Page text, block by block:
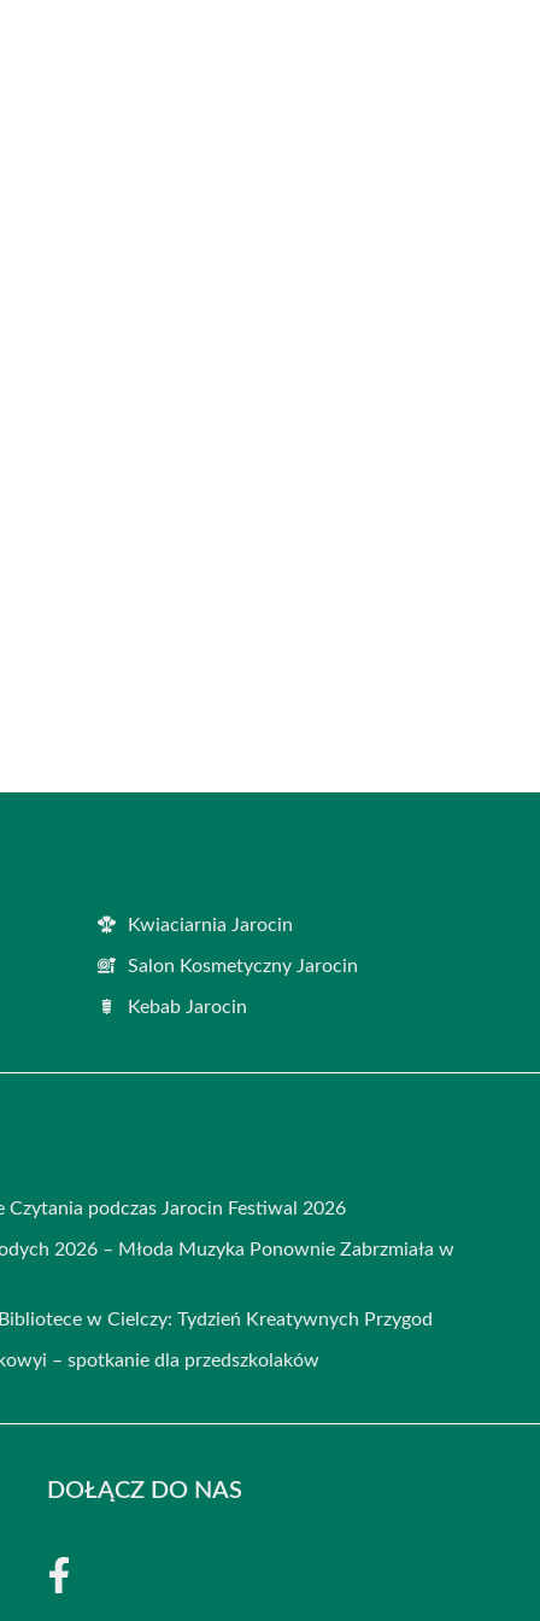
Kwiaciarnia Jarocin
Salon Kosmetyczny Jarocin
Kebab Jarocin
Czytania podczas Jarocin Festiwal 2026
2026 – Młoda Muzyka Ponownie Zabrzmiała w
w Cielczy: Tydzień Kreatywnych Przygod
– spotkanie dla przedszkolaków
DOŁĄCZ DO NAS